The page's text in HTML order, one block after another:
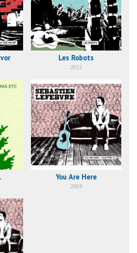
Les Robots
2011
You Are Here
2009